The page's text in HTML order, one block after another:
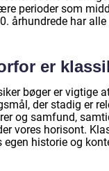
perioder som
århundrede har
er
bøger er vigtige
der stadig er
og samfund,
vores horisont.
egen historie og